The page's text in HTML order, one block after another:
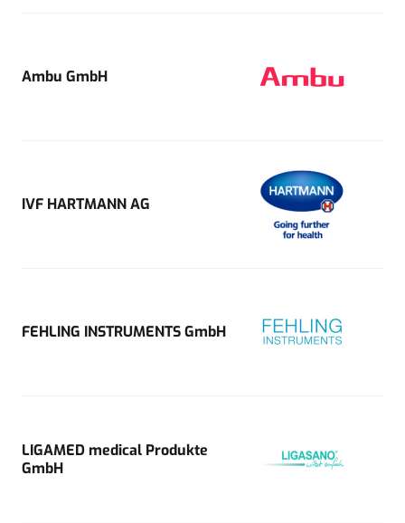
Ambu GmbH
IVF HARTMANN AG
FEHLING INSTRUMENTS GmbH
LIGAMED medical Produkte
GmbH